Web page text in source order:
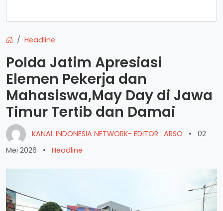
Headline
Polda Jatim Apresiasi
Elemen Pekerja dan
Mahasiswa,May Day di Jawa
Timur Tertib dan Damai
KANAL INDONESIA NETWORK- EDITOR : ARSO •
02
Mei 2026
• Headline